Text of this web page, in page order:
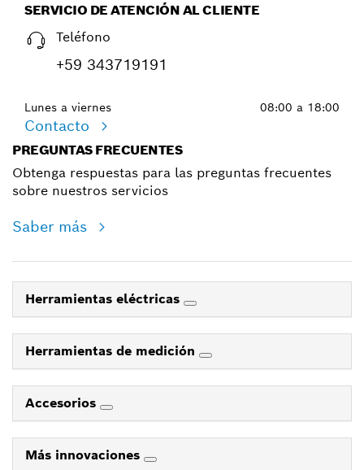
SERVICIO DE ATENCIÓN AL CLIENTE
Teléfono
+59 343719191
Lunes a viernes 08:00 a 18:00
Contacto
PREGUNTAS FRECUENTES
Obtenga respuestas para las preguntas frecuentes
sobre nuestros servicios
Saber más
Herramientas eléctricas
Herramientas de medición
Accesorios
Más innovaciones